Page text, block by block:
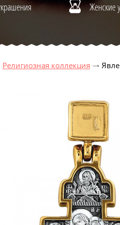
Женские
Религиозная коллекция